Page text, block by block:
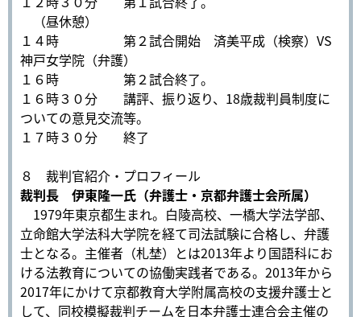
（昼休憩）
１４時 第２試合開始 済美平成（検察）VS
神戸女学院（弁護）
１６時 第２試合終了。
１６時３０分 講評、振り返り、18歳裁判員制度に
ついての意見交流等。
１７時３０分 終了
８ 裁判官紹介・プロフィール
裁判長 伊東隆一氏（弁護士・京都弁護士会所属）
1979年東京都生まれ。白陵高校、一橋大学法学部、
立命館大学法科大学院を経て司法試験に合格し、弁護
士となる。主催者（札埜）とは2013年より国語科にお
ける法教育についての協働実践者である。2013年から
2017年にかけて京都教育大学附属高校の支援弁護士と
して、同校模擬裁判チームを日本弁護士連合会主催の